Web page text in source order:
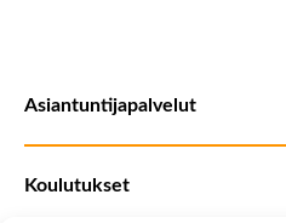
Asiantuntijapalvelut
Koulutukset